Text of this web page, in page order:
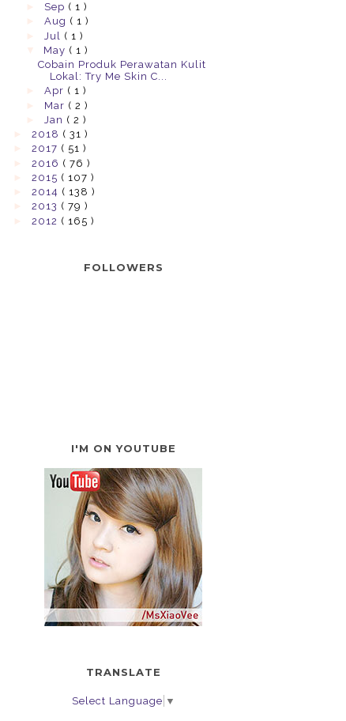
Sep ( 1 )
Aug ( 1 )
Jul ( 1 )
May ( 1 )
Cobain Produk Perawatan Kulit
Lokal: Try Me Skin C...
Apr ( 1 )
Mar ( 2 )
Jan ( 2 )
2018 ( 31 )
2017 ( 51 )
2016 ( 76 )
2015 ( 107 )
2014 ( 138 )
2013 ( 79 )
2012 ( 165 )
FOLLOWERS
I'M ON YOUTUBE
TRANSLATE
Select Language ▼